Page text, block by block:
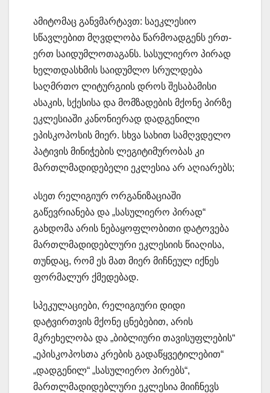
ამიტომაც განვმარტავთ: საეკლესიო
სწავლებით მღვდლობა წარმოადგენს ერთ-
ერთ საიდუმლოთაგანს. სასულიერო პირად
ხელთდასხმის საიდუმლო სრულდება
საღმრთო ლიტურგიის დროს შესაბამისი
ასაკის, სქესისა და მომზადების მქონე პირზე
ეკლესიაში კანონიერად დადგენილი
ეპისკოპოსის მიერ. სხვა სახით სამღვდელო
პატივის მინიჭების ლეგიტიმურობას კი
მართლმადიდებელი ეკლესია არ აღიარებს;
ასეთ რელიგიურ ორგანიზაციაში
გაწევრიანება და „სასულიერო პირად“
გახდომა არის ნებაყოფლობითი დატოვება
მართლმადიდებლური ეკლესიის წიაღისა,
თუნდაც, რომ ეს მათ მიერ მიჩნეულ იქნეს
ფორმალურ ქმედებად.
სპეკულაციები, რელიგიური დიდი
დატვირთვის მქონე ცნებებით, არის
მკრეხელობა და „ბიბლიური თავისუფლების“
„ეპისკოპოსთა კრების გადაწყვეტილებით“
„დადგენილ“ „სასულიერო პირებს“,
მართლმადიდებლური ეკლესია მიიჩნევს